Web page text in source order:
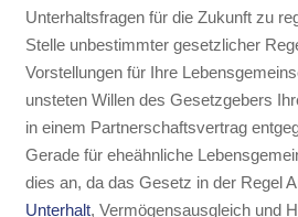
Unterhaltsfragen für die Zukunft zu
Stelle unbestimmter gesetzlicher
Vorstellungen für Ihre
unsteten Willen des Gesetzgebers
in einem Partnerschaftsvertrag
Gerade für eheähnliche
dies an, da das Gesetz in der Regel
Unterhalt, Vermögensausgleich und